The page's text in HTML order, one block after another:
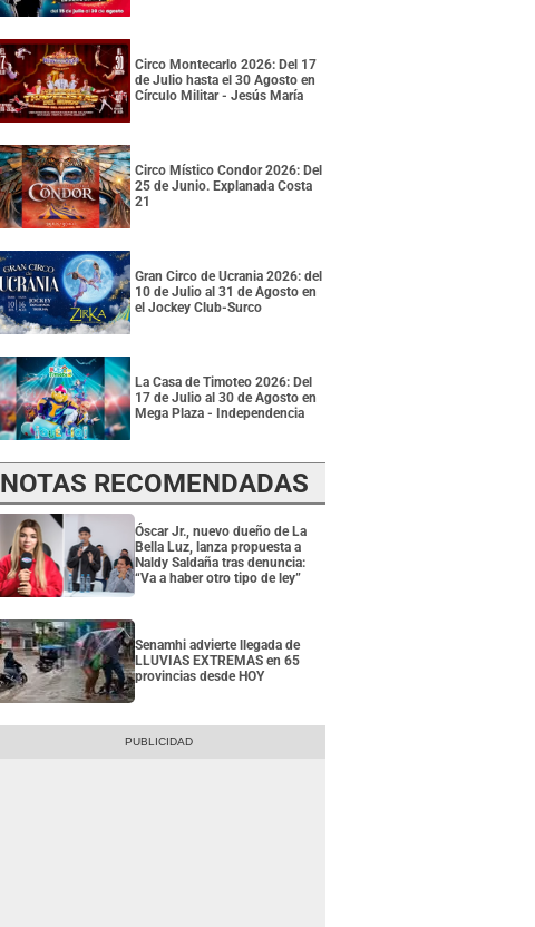
Circo Montecarlo 2026: Del 17
de Julio hasta el 30 Agosto en
Círculo Militar - Jesús María
Circo Místico Condor 2026: Del
25 de Junio. Explanada Costa
21
Gran Circo de Ucrania 2026: del
10 de Julio al 31 de Agosto en
el Jockey Club-Surco
La Casa de Timoteo 2026: Del
17 de Julio al 30 de Agosto en
Mega Plaza - Independencia
NOTAS RECOMENDADAS
Óscar Jr., nuevo dueño de La
Bella Luz, lanza propuesta a
Naldy Saldaña tras denuncia:
“Va a haber otro tipo de ley”
Senamhi advierte llegada de
LLUVIAS EXTREMAS en 65
provincias desde HOY